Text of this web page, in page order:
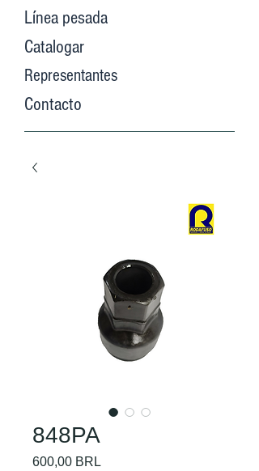
Línea pesada
Catalogar
Representantes
Contacto
848PA
600,00 BRL